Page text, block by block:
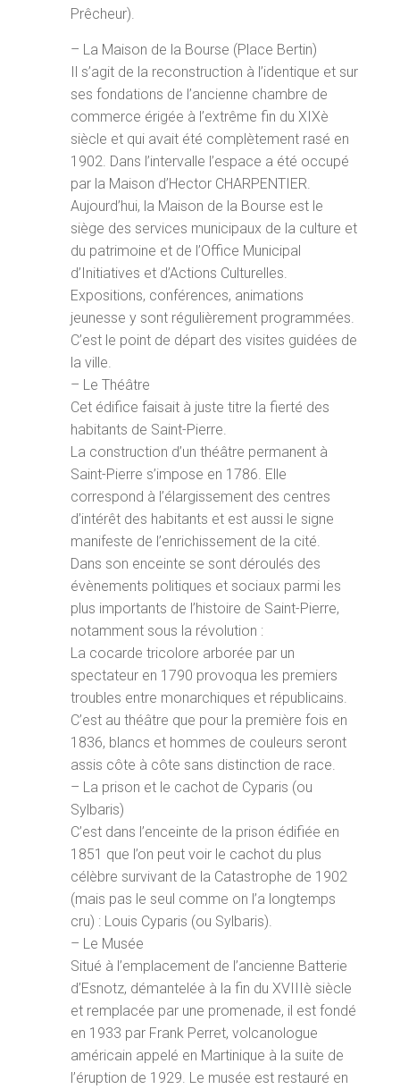
Prêcheur).
– La Maison de la Bourse (Place Bertin)
Il s’agit de la reconstruction à l’identique et sur
ses fondations de l’ancienne chambre de
commerce érigée à l’extrême fin du XIXè
siècle et qui avait été complètement rasé en
1902. Dans l’intervalle l’espace a été occupé
par la Maison d’Hector CHARPENTIER.
Aujourd’hui, la Maison de la Bourse est le
siège des services municipaux de la culture et
du patrimoine et de l’Office Municipal
d’Initiatives et d’Actions Culturelles.
Expositions, conférences, animations
jeunesse y sont régulièrement programmées.
C’est le point de départ des visites guidées de
la ville.
– Le Théâtre
Cet édifice faisait à juste titre la fierté des
habitants de Saint-Pierre.
La construction d’un théâtre permanent à
Saint-Pierre s’impose en 1786. Elle
correspond à l’élargissement des centres
d’intérêt des habitants et est aussi le signe
manifeste de l’enrichissement de la cité.
Dans son enceinte se sont déroulés des
évènements politiques et sociaux parmi les
plus importants de l’histoire de Saint-Pierre,
notamment sous la révolution :
La cocarde tricolore arborée par un
spectateur en 1790 provoqua les premiers
troubles entre monarchiques et républicains.
C’est au théâtre que pour la première fois en
1836, blancs et hommes de couleurs seront
assis côte à côte sans distinction de race.
– La prison et le cachot de Cyparis (ou
Sylbaris)
C’est dans l’enceinte de la prison édifiée en
1851 que l’on peut voir le cachot du plus
célèbre survivant de la Catastrophe de 1902
(mais pas le seul comme on l’a longtemps
cru) : Louis Cyparis (ou Sylbaris).
– Le Musée
Situé à l’emplacement de l’ancienne Batterie
d’Esnotz, démantelée à la fin du XVIIIè siècle
et remplacée par une promenade, il est fondé
en 1933 par Frank Perret, volcanologue
américain appelé en Martinique à la suite de
l’éruption de 1929. Le musée est restauré en